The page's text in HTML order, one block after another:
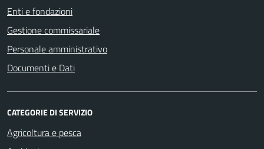
Enti e fondazioni
Gestione commissariale
Personale amministrativo
Documenti e Dati
CATEGORIE DI SERVIZIO
Agricoltura e pesca